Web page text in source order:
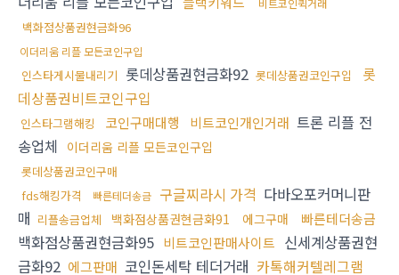
비트코인퀵거래
백화점상품권현금화96
이더리움 리플 모든코인구입
인스타게시물내리기 롯데상품권현금화92 롯데상품권코인구입
롯
데상품권비트코인구입
인스타그램해킹 코인구매대행 비트코인개인거래 트론 리플 전
송업체 이더리움 리플 모든코인구입
롯데상품권코인구매
fds해킹가격
빠른테더송금 구글찌라시 가격 다바오포커머니판
매 리플송금업체 백화점상품권현금화91 에그구매 빠른테더송금
백화점상품권현금화95 비트코인판매사이트 신세계상품권현
금화92 에그판매 코인돈세탁 테더거래 카톡해커텔레그램